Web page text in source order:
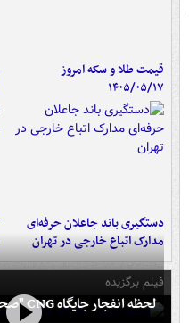
قیمت طلا و سکه امروز
۱۴۰۵/۰۵/۱۷
دستگیری باند جاعلان حرفه‌ای
مدارک اتباع خارجی در تهران
فیلم برگزیده
لحظه انفجار جایگاه CNG "صحنه" در دوربین مداربسته